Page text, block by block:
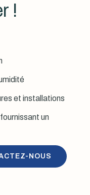
!
et installations
un
NOUS